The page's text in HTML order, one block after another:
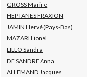
GROSS Marine
HEPTANES FRAXION
JAMIN Hervé (Pays-Bas)
MAZARI Lionel
LILLO Sandra
DE SANDRE Anna
ALLEMAND Jacques